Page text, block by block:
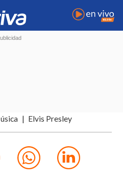
Elvis Presley